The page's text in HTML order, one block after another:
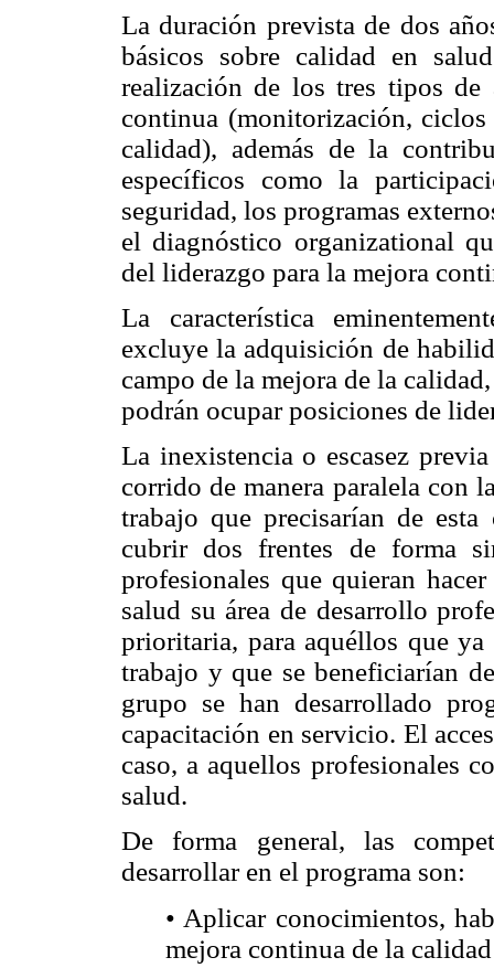
La duración prevista de dos
básicos sobre calidad en
realización de los tres tipos
continua (monitorización,
calidad), además de la
específicos como la
seguridad, los programas
el diagnóstico organizational
del liderazgo para la mejora
La característica
excluye la adquisición de
campo de la mejora de la
podrán ocupar posiciones de
La inexistencia o escasez
corrido de manera paralela con
trabajo que precisarían de
cubrir dos frentes de forma
profesionales que quieran
salud su área de desarrollo
prioritaria, para aquéllos que ya
trabajo y que se beneficiarían
grupo se han desarrollado
capacitación en servicio. El
caso, a aquellos profesionales
salud.
De forma general, las
desarrollar en el programa son:
• Aplicar conocimientos,
mejora continua de la